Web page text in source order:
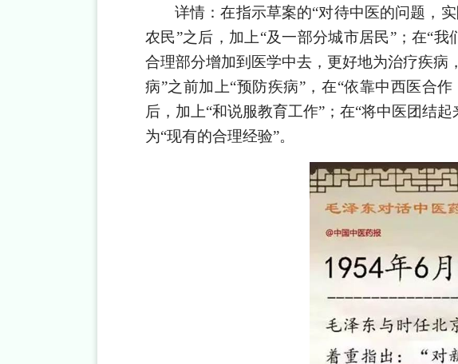
详情：在指示草案的“对待中医的问题，
农民”之后，加上“及一部分城市居民”；在“
合理部分增加到医学中去，更好地为治疗疾病
病”之前加上“预防疾病”，在“依靠中西医合
后，加上“和说服教育工作”；在“将中医团结
为“现有的合理经验”。